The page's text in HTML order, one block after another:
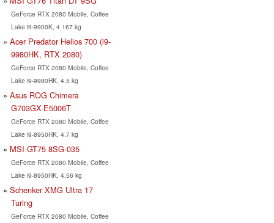
GeForce RTX 2080 Mobile, Coffee
Lake i9-9900K, 4.167 kg
Acer Predator Helios 700 (i9-
9980HK, RTX 2080)
GeForce RTX 2080 Mobile, Coffee
Lake i9-9980HK, 4.5 kg
Asus ROG Chimera
G703GX-E5006T
GeForce RTX 2080 Mobile, Coffee
Lake i9-8950HK, 4.7 kg
MSI GT75 8SG-035
GeForce RTX 2080 Mobile, Coffee
Lake i9-8950HK, 4.56 kg
Schenker XMG Ultra 17
Turing
GeForce RTX 2080 Mobile, Coffee